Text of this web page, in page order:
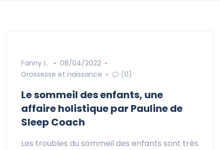
Fanny L.
08/04/2022
Grossesse et naissance
(0)
Le sommeil des enfants, une
affaire holistique par Pauline de
Sleep Coach
Les troubles du sommeil des enfants sont très